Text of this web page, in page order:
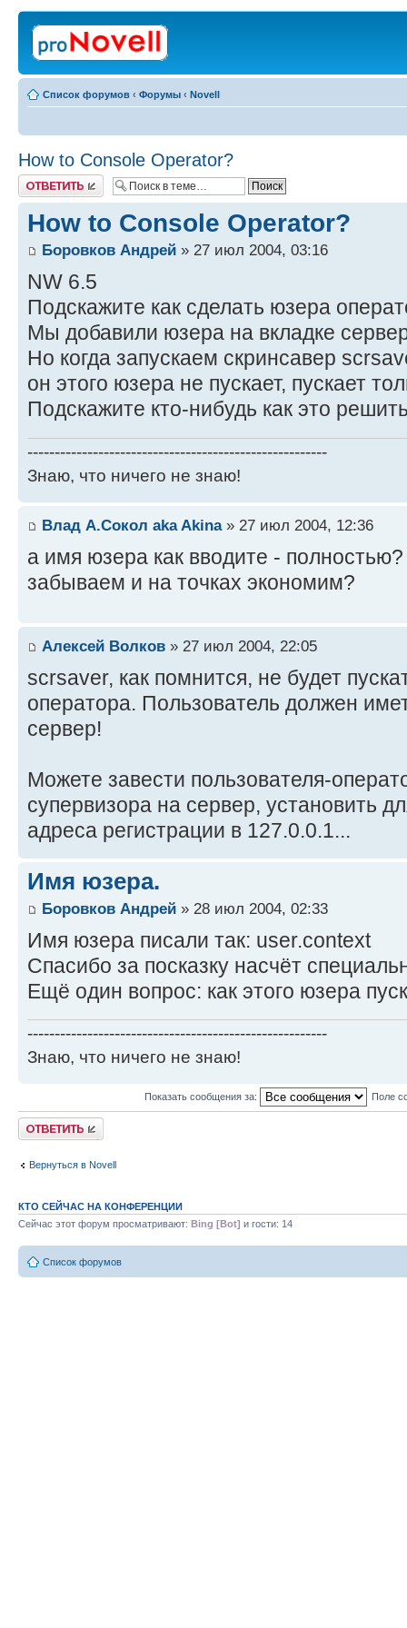
Список форумов ‹ Форумы ‹ Novell
How to Console Operator?
Ответить
How to Console Operator?
Боровков Андрей » 27 июл 2004, 03:16
NW 6.5
Подскажите как сделать юзера
Мы добавили юзера на вкладке
Но когда запускаем скринсавер
он этого юзера не пускает, пускает
Подскажите кто-нибудь как это
-------------------------------------------------------
Знаю, что ничего не знаю!
Влад А.Сокол aka Akina» 27 июл 2004, 12:36
а имя юзера как вводите -
забываем и на точках экономим?
Алексей Волков » 27 июл 2004, 22:05
scrsaver, как помнится, не будет
оператора. Пользователь должен
сервер!
Можете завести пользователя-
супервизора на сервер, установить
адреса регистрации в 127.0.0.1...
Имя юзера.
Боровков Андрей » 28 июл 2004, 02:33
Имя юзера писали так: user.context
Спасибо за посказку насчёт
Ещё один вопрос: как этого юзера
-------------------------------------------------------
Знаю, что ничего не знаю!
Показать сообщения за: Поле
Ответить
Вернуться в Novell
КТО СЕЙЧАС НА КОНФЕРЕНЦИИ
Сейчас этот форум просматривают: Bing [Bot] и гости: 14
Список форумов